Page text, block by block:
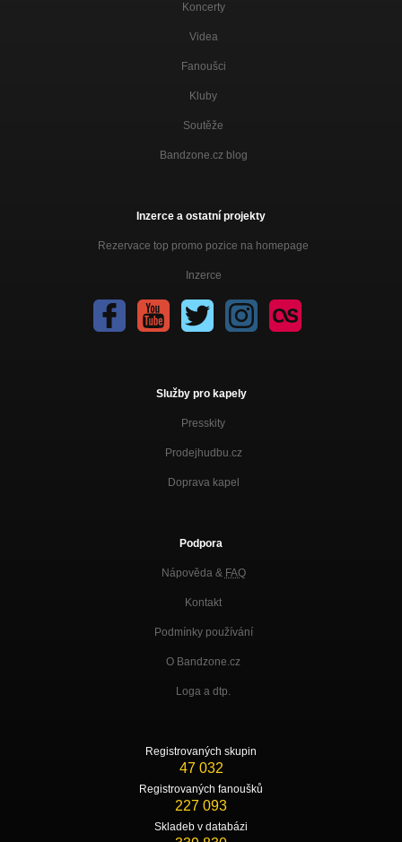
Koncerty
Videa
Fanoušci
Kluby
Soutěže
Bandzone.cz blog
Inzerce a ostatní projekty
Rezervace top promo pozice na homepage
Inzerce
Služby pro kapely
Presskity
Prodejhudbu.cz
Doprava kapel
Podpora
Nápověda & FAQ
Kontakt
Podmínky používání
O Bandzone.cz
Loga a dtp.
Registrovaných skupin
47 032
Registrovaných fanoušků
227 093
Skladeb v databázi